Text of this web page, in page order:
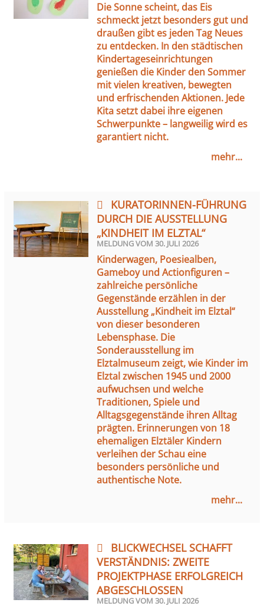
Die Sonne scheint, das Eis
schmeckt jetzt besonders gut und
draußen gibt es jeden Tag Neues
zu entdecken. In den städtischen
Kindertageseinrichtungen
genießen die Kinder den Sommer
mit vielen kreativen, bewegten
und erfrischenden Aktionen. Jede
Kita setzt dabei ihre eigenen
Schwerpunkte – langweilig wird es
garantiert nicht.
mehr...
KURATORINNEN-FÜHRUNG
DURCH DIE AUSSTELLUNG
„KINDHEIT IM ELZTAL“
MELDUNG VOM 30. JULI 2026
Kinderwagen, Poesiealben,
Gameboy und Actionfiguren –
zahlreiche persönliche
Gegenstände erzählen in der
Ausstellung „Kindheit im Elztal“
von dieser besonderen
Lebensphase. Die
Sonderausstellung im
Elztalmuseum zeigt, wie Kinder im
Elztal zwischen 1945 und 2000
aufwuchsen und welche
Traditionen, Spiele und
Alltagsgegenstände ihren Alltag
prägten. Erinnerungen von 18
ehemaligen Elztäler Kindern
verleihen der Schau eine
besonders persönliche und
authentische Note.
mehr...
BLICKWECHSEL SCHAFFT
VERSTÄNDNIS: ZWEITE
PROJEKTPHASE ERFOLGREICH
ABGESCHLOSSEN
MELDUNG VOM 30. JULI 2026